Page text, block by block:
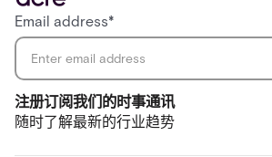
注册订阅我们的时事通讯
随时了解最新的行业趋势
Email address*